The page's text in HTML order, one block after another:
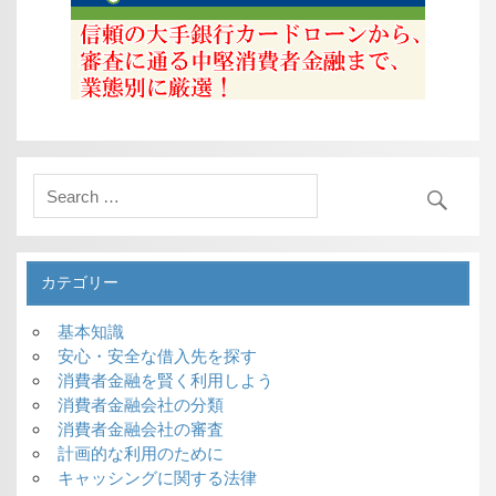
カテゴリー
基本知識
安心・安全な借入先を探す
消費者金融を賢く利用しよう
消費者金融会社の分類
消費者金融会社の審査
計画的な利用のために
キャッシングに関する法律